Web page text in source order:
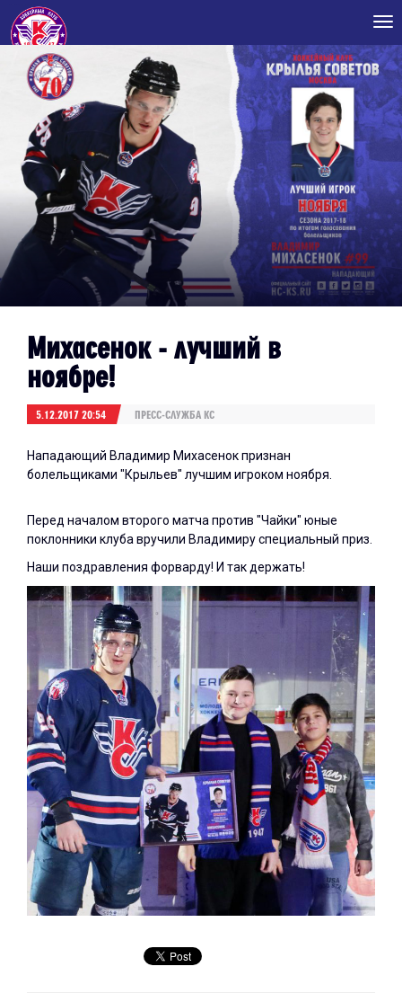
Михасенок - лучший в
ноябре!
5.12.2017 20:54 ПРЕСС-СЛУЖБА КС
Нападающий Владимир Михасенок признан
болельщиками "Крыльев" лучшим игроком ноября.
Перед началом второго матча против "Чайки" юные
поклонники клуба вручили Владимиру специальный приз.
Наши поздравления форварду! И так держать!